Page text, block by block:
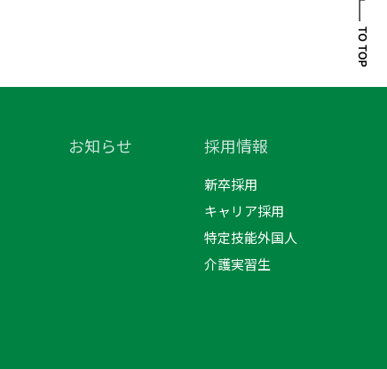
お知らせ 採用情報
新卒採用
キャリア採用
特定技能外国人
介護実習生